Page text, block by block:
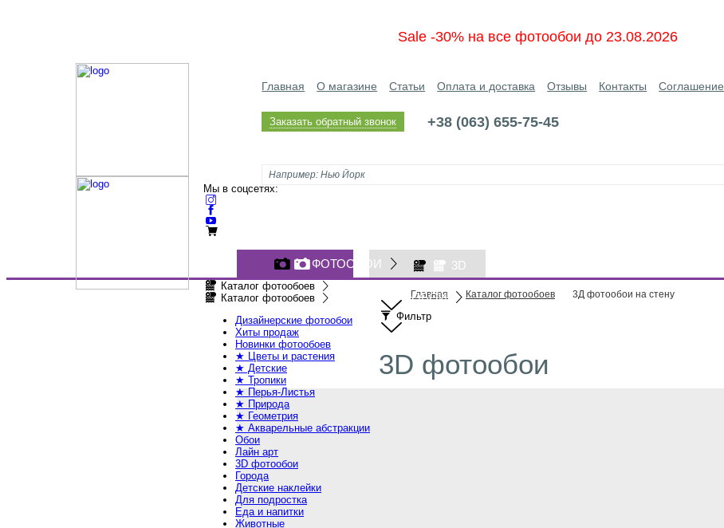
Sale -30% на все фотообои до 23.08.2026
Главная О магазине Статьи Оплата и доставка Отзывы Контакты Соглашение
Заказать обратный звонок +38 (063) 655-75-45
Мы в соцсетях:
ФОТООБОИ 3D
ОБОИ
Каталог фотообоев
Каталог фотообоев
Дизайнерские фотообои
Хиты продаж
Новинки фотообоев
★ Цветы и растения
★ Детские
★ Тропики
★ Перья-Листья
★ Природа
★ Геометрия
★ Акварельные абстракции
Обои
Лайн арт
3D фотообои
Города
Детские наклейки
Для подростка
Еда и напитки
Животные
Главная Каталог фотообоев 3Д фотообои на стену
Фильтр
3D фотообои